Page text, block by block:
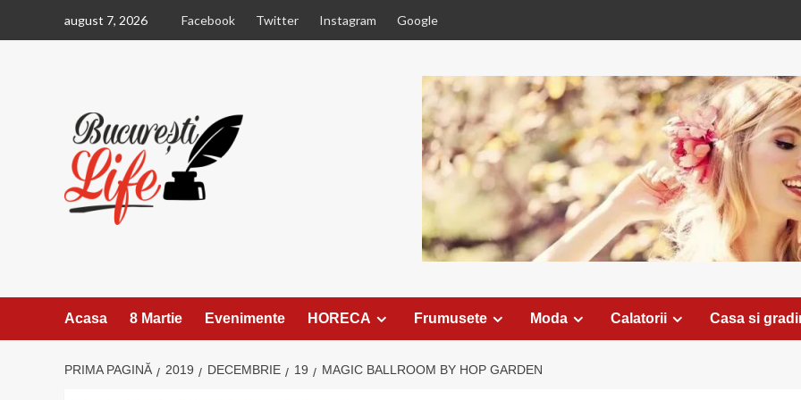
august 7, 2026 Facebook Twitter Instagram Google
Acasa 8 Martie Evenimente HORECA Frumusete Moda Calatorii Casa si
PRIMA PAGINĂ 2019 DECEMBRIE 19 MAGIC BALLROOM BY HOP GARDEN